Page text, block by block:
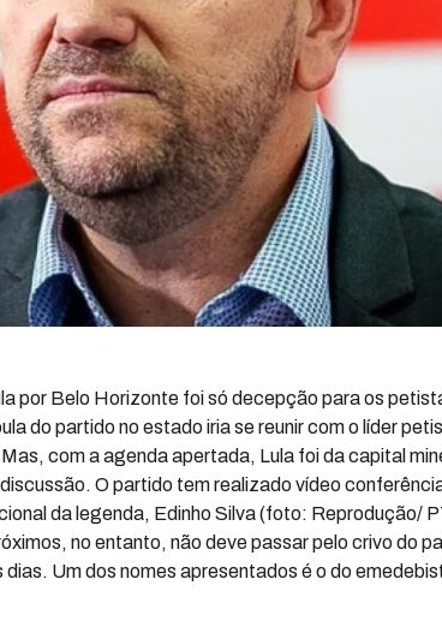
por Belo Horizonte foi só decepção para os
do partido no estado iria se reunir com o líder
com a agenda apertada, Lula foi da capital
O partido tem realizado vídeo
da legenda, Edinho Silva (foto: Reprodução/
no entanto, não deve passar pelo crivo do
dias. Um dos nomes apresentados é o do